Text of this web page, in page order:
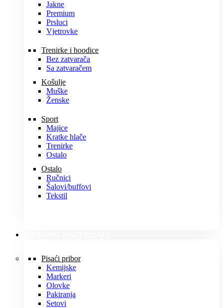
Jakne
Premium
Prsluci
Vjetrovke
Trenirke i hoodice
Bez zatvarača
Sa zatvaračem
Košulje
Muške
Ženske
Sport
Majice
Kratke hlače
Trenirke
Ostalo
Ostalo
Ručnici
Šalovi/buffovi
Tekstil
Pisaći pribor
Kemijske
Markeri
Olovke
Pakiranja
Setovi